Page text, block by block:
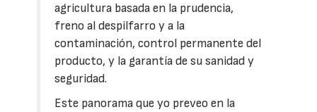
agricultura basada en la prudencia,
freno al despilfarro y a la
contaminación, control permanente del
producto, y la garantía de su sanidad y
seguridad.
Este panorama que yo preveo en la